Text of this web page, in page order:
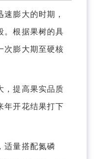
膨大的时期，
。根据果树的具
次膨大期至硬核
提高果实品质
年开花结果打下
量搭配氮磷